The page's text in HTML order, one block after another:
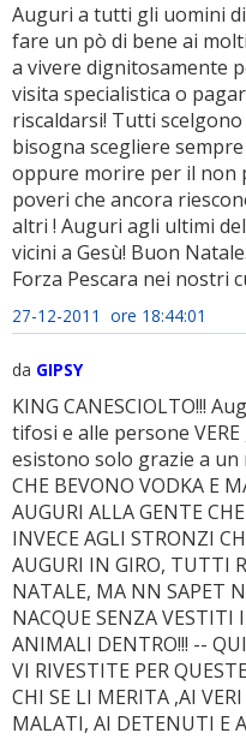
Auguri a tutti gli uomini
fare un pò di bene ai
a vivere dignitosamente
visita specialistica o
riscaldarsi! Tutti
bisogna scegliere
oppure morire per il non
poveri che ancora
altri ! Auguri agli ultimi
vicini a Gesù! Buon
Forza Pescara nei nostri
27-12-2011 ore 18:44:01
da GIPSY
KING CANESCIOLTO!!!
tifosi e alle persone
esistono solo grazie a un
CHE BEVONO VODKA E
AUGURI ALLA GENTE
INVECE AGLI STRONZI
AUGURI IN GIRO, TUTTI
NATALE, MA NN SAPET
NACQUE SENZA VESTITI
ANIMALI DENTRO!!! --
VI RIVESTITE PER
CHI SE LI MERITA ,AI
MALATI, AI DETENUTI E